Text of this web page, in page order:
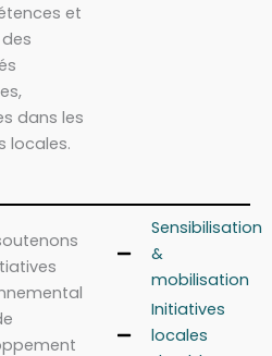
et
dans les
locales.
Sensibilisation
&
mobilisation
Initiatives
locales